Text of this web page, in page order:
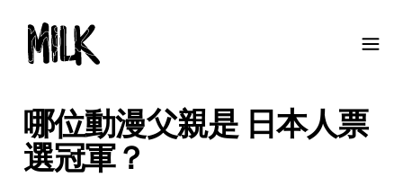
哪位動漫父親是 日本人票
選冠軍？